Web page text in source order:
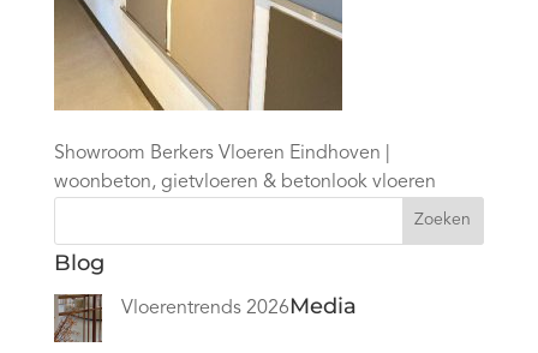
Showroom Berkers Vloeren Eindhoven |
woonbeton, gietvloeren & betonlook vloeren
Zoeken
Blog
Vloerentrends 2026Media